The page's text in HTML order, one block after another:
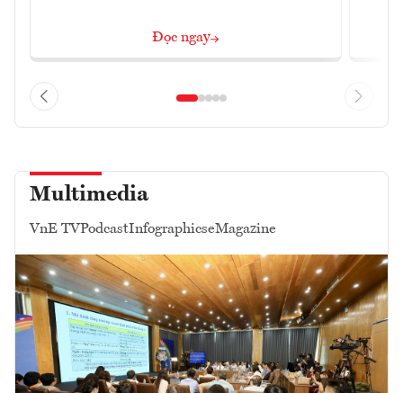
Đọc ngay
Multimedia
VnE TVPodcastInfographicseMagazine